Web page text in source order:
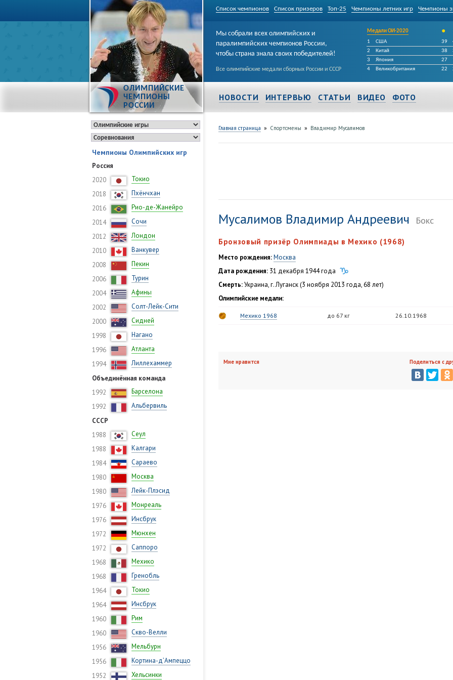
Список чемпионов Список призеров Топ-25 Чемпионы летних игр Чемпионы
ОЛИМПИЙСКИЕ
ЧЕМПИОНЫ
РОССИИ
Мы собрали всех олимпийских и
паралимпийских чемпионов России,
чтобы страна знала своих победителей!
Все олимпийские медали сборных России и СССР
Медали ОИ-2020 •
1
США 39
2
Китай 38
3
Япония 27
4
Великобритания 22
НОВОСТИ ИНТЕРВЬЮ СТАТЬИ ВИДЕО ФОТО
Чемпионы Олимпийских игр
Россия
2020
Токио
2018
Пхёнчхан
2016
Рио-де-Жанейро
2014
Сочи
2012
Лондон
2010
Ванкувер
2008
Пекин
2006
Турин
2004
Афины
2002
Солт-Лейк-Сити
2000
Сидней
1998
Нагано
1996
Атланта
1994
Лиллехаммер
Объединённая команда
1992
Барселона
1992
Альбервиль
СССР
1988
Сеул
1988
Калгари
1984
Сараево
1980
Москва
1980
Лейк-Плэсид
1976
Монреаль
1976
Инсбрук
1972
Мюнхен
1972
Саппоро
1968
Мехико
1968
Гренобль
1964
Токио
1964
Инсбрук
1960
Рим
1960
Скво-Велли
1956
Мельбурн
1956
Кортина-д’Ампеццо
1952
Хельсинки
Главная страница » Спортсмены » Владимир Мусалимов
Мусалимов Владимир Андреевич Бокс
Бронзовый призёр Олимпиады в Мехико (1968)
Место рождения:Москва
Дата рождения: 31 декабря 1944 года
Смерть:Украина, г. Луганск (3 ноября 2013 года, 68 лет)
Олимпийские медали:
Мехико 1968 до 67 кг 26.10.1968
Мне нравится Поделиться с